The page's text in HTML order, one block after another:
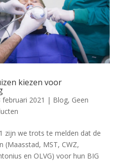
kiezen voor
februari 2021 | Blog, Geen
zijn we trots te melden dat de
(Maasstad, MST, CWZ,
en OLVG) voor hun BIG